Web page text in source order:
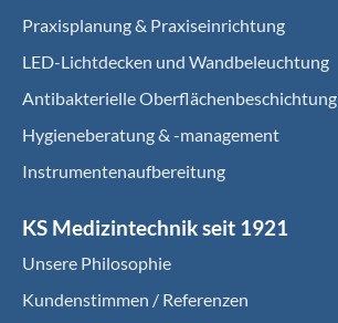
Praxisplanung & Praxiseinrichtung
LED-Lichtdecken und Wandbeleuchtung
Antibakterielle Oberflächenbeschichtung
Hygieneberatung & -management
Instrumentenaufbereitung
KS Medizintechnik seit 1921
Unsere Philosophie
Kundenstimmen / Referenzen